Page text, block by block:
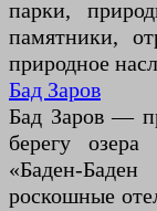
парки,
памятники,
природное
Бад Заров
Бад Заров —
берегу
«Баден-Баден
роскошные